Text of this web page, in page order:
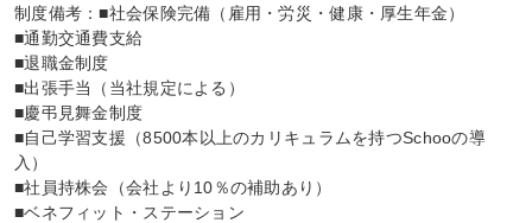
制度備考：■社会保険完備（雇用・労災・健康・厚生年金）
■通勤交通費支給
■退職金制度
■出張手当（当社規定による）
■慶弔見舞金制度
■自己学習支援（8500本以上のカリキュラムを持つSchooの導
入）
■社員持株会（会社より10％の補助あり）
■ベネフィット・ステーション